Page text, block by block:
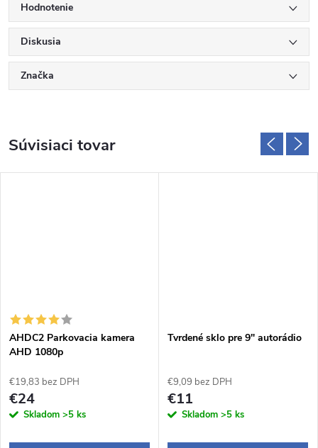
Hodnotenie
Diskusia
Značka
Súvisiaci tovar
AHDC2 Parkovacia kamera
AHD 1080p
€19,83 bez DPH
€24
Skladom >5 ks
Tvrdené sklo pre 9" autorádio
€9,09 bez DPH
€11
Skladom >5 ks